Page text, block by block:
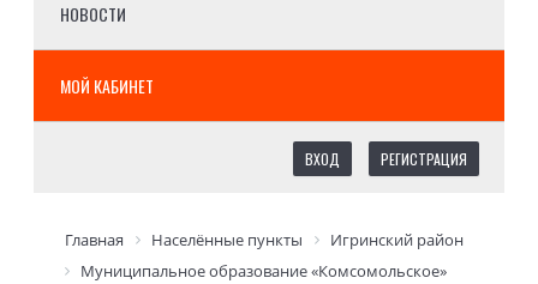
НОВОСТИ
МОЙ КАБИНЕТ
ВХОД РЕГИСТРАЦИЯ
Главная Населённые пункты
Игринский район
Муниципальное образование «Комсомольское»